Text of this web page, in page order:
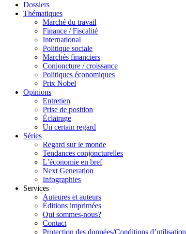
Dossiers
Thématiques
Marché du travail
Finance / Fiscalité
International
Politique sociale
Marchés financiers
Conjoncture / croissance
Politiques économiques
Prix Nobel
Opinions
Entretien
Prise de position
Éclairage
Un certain regard
Séries
Regard sur le monde
Tendances conjoncturelles
L’économie en bref
Next Generation
Infographies
Services
Auteures et auteurs
Éditions imprimées
Qui sommes-nous?
Contact
Protection des données/Conditions d’utilisation